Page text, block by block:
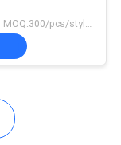
1.28-4.28 $ MOQ:300/pcs/style/color/size